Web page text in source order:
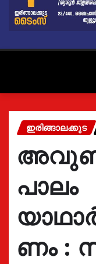
ഇരിങ്ങാലക്കുട
പാലം
ണം :